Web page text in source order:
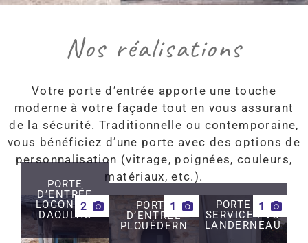
Nos réalisations
Votre porte d’entrée apporte une touche
moderne à votre façade tout en vous assurant
de la sécurité. Traditionnelle ou contemporaine,
vous bénéficiez d’une porte avec des options de
personnalisation (vitrage, poignées, couleurs,
matériaux, etc.).
2
PORTE
D’ENTRÉE
LOGONNA-
DAOULAS
1
PORTE
D’ENTRÉE
PLOUÉDERN
1
PORTE DE
SERVICE PVC
LANDERNEAU